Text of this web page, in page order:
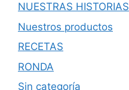
NUESTRAS HISTORIAS
Nuestros productos
RECETAS
RONDA
Sin categoría